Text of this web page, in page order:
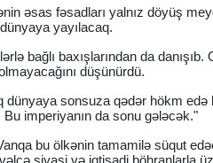
əsas fəsadları yalnız döyüş
yayılacaq.
bağlı baxışlarından da
düşünürdü.
dünyaya sonsuza qədər hökm edə
imperiyanın da sonu gələcək."
bu ölkənin tamamilə süqut
siyasi və iqtisadi böhranlarla